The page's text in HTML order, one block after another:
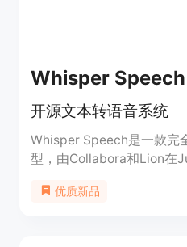
Whisper Speech
开源文本转语音系统
Whisper Speech是一款完
型，由Collabora和Lion在
Node.js、Python、Elixir
优质新品